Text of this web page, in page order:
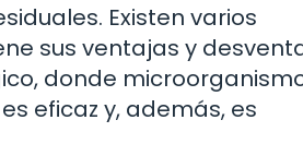
Existen varios
sus ventajas y
donde
eficaz y, además, es